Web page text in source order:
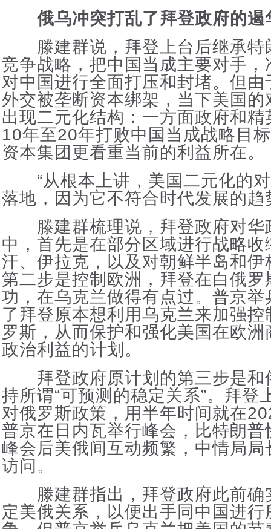
俄乌冲突打乱了拜登政府的遏
滕建群说，拜登上台后继承特
竞争战略，把中国当成主要对手
对中国进行全面打压和封堵。但
外交被垄断资本绑架，当下美国
出现二元化结构：一方面政府和
10年至20年打败中国当成战略目
资本集团更看重当前的利益所在。
“从根本上讲，美国二元化的对
落地，因为它不符合时代发展的趋
滕建群梳理说，拜登政府对华
中，首先是在部分区域进行战略收
汗、伊拉克，以及对朝鲜半岛和
第二步是控制欧洲，拜登在白俄罗
功，在乌克兰做得有点过。普京
了拜登原本想利用乌克兰来加强
罗斯，从而保护和强化美国在欧
政治利益的计划。
拜登政府原计划的第三步是和
持所谓“可预测的稳定关系”。拜登
对俄罗斯政策，用半年时间就在
普京在日内瓦举行峰会，比特朗
峰会后美俄间互动频繁，中情局
访问。
滕建群指出，拜登政府此前确
定美俄关系，以便出手同中国进